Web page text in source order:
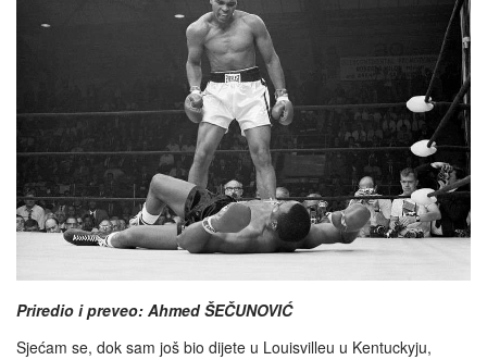
Priredio i preveo: Ahmed ŠEČUNOVIĆ
Sjećam se, dok sam još bio dijete u Louisvilleu u Kentuckyju,